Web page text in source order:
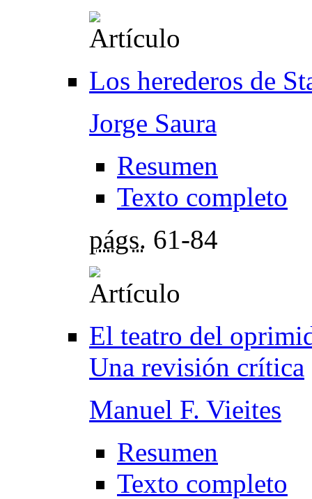
Los herederos de
Jorge Saura
Resumen
Texto completo
págs. 61-84
El teatro del
Una revisión crítica
Manuel F. Vieites
Resumen
Texto completo